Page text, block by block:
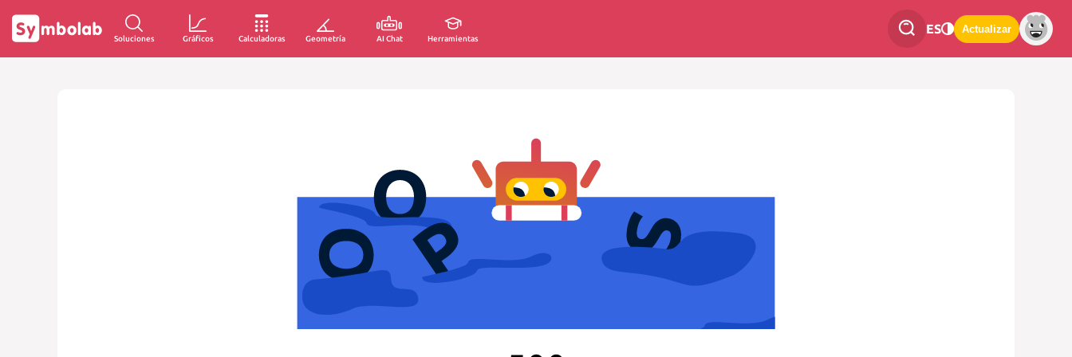
Soluciones Gráficos Calculadoras Geometría AI Chat Herramientas
ES Actualizar